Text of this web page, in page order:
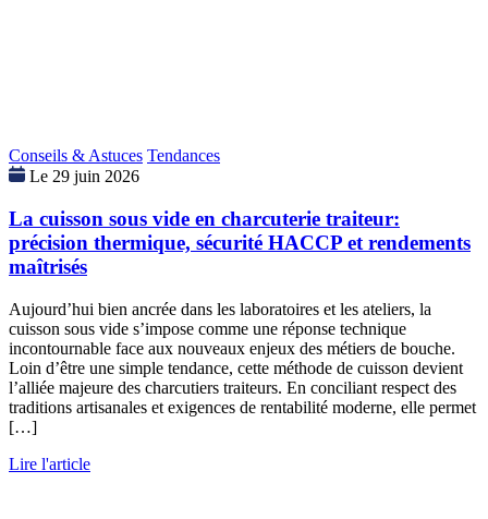
Conseils & Astuces Tendances
Le 29 juin 2026
La cuisson sous vide en charcuterie traiteur:
précision thermique, sécurité HACCP et rendements
maîtrisés
Aujourd’hui bien ancrée dans les laboratoires et les ateliers, la
cuisson sous vide s’impose comme une réponse technique
incontournable face aux nouveaux enjeux des métiers de bouche.
Loin d’être une simple tendance, cette méthode de cuisson devient
l’alliée majeure des charcutiers traiteurs. En conciliant respect des
traditions artisanales et exigences de rentabilité moderne, elle permet
[…]
Lire l'article